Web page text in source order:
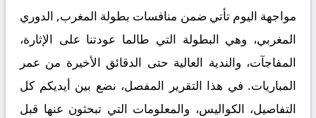
مواجهة اليوم تأتي ضمن منافسات بطولة المغرب, الدوري
المغربي، وهي البطولة التي طالما عودتنا على الإثارة،
المفاجآت، والندية العالية حتى الدقائق الأخيرة من عمر
المباريات. في هذا التقرير المفصل، نضع بين أيديكم كل
التفاصيل، الكواليس، والمعلومات التي تبحثون عنها قبل